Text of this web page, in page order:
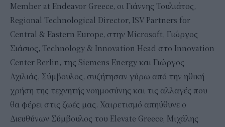
Member at Endeavor Greece, οι Γιάννης Τουλιάτος,
Regional Technological Director, ISV Partners for
Central & Eastern Europe, στην Microsoft, Γιώργος
Σιάσιος, Technology & Innovation Head στο Innovation
Center Berlin, της Siemens Energy και Γιώργος
Αχιλιάς, Σύμβουλος, συζήτησαν γύρω από την ηθική
χρήση της τεχνητής νοημοσύνης και τις αλλαγές που
θα φέρει στις ζωές μας. Χαιρετισμό απηύθυνε ο
Διευθύνων Σύμβουλος του Elevate Greece, Μιχάλης